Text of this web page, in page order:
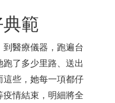
範
醫療儀器，跑遍台
了多少里路、送出
些，她每一項都仔
情結束，明細將全